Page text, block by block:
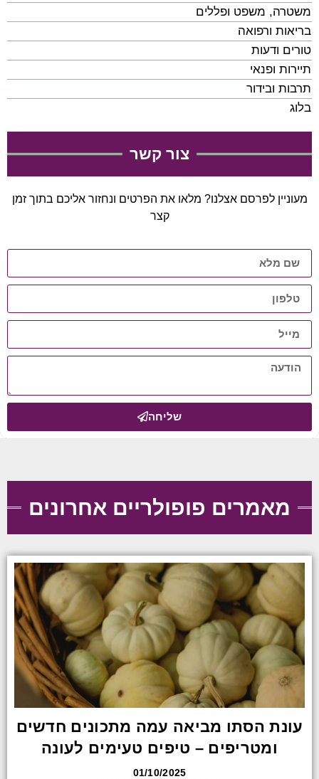
משטרה, משפט ופללים
בריאות ורפואה
טורים ודעות
תיירות ופנאי
תרבות ובידור
בלוג
צור קשר
מעוניין לפרסם אצלנו? מלאו את הפרטים ונחזור אליכם בתוך זמן
קצר
שליחה
מאמרים פופולריים אחרונים
עונת הסתו מביאה עמה מתכונים חדשים
ומטריפים – טיפים טעימים לעונה
01/10/2025